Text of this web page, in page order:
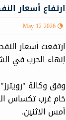
ارتفاع أسعار
May 12 2026
ارتفعت أسعار
إنهاء الحرب في
أمس الاثنين.